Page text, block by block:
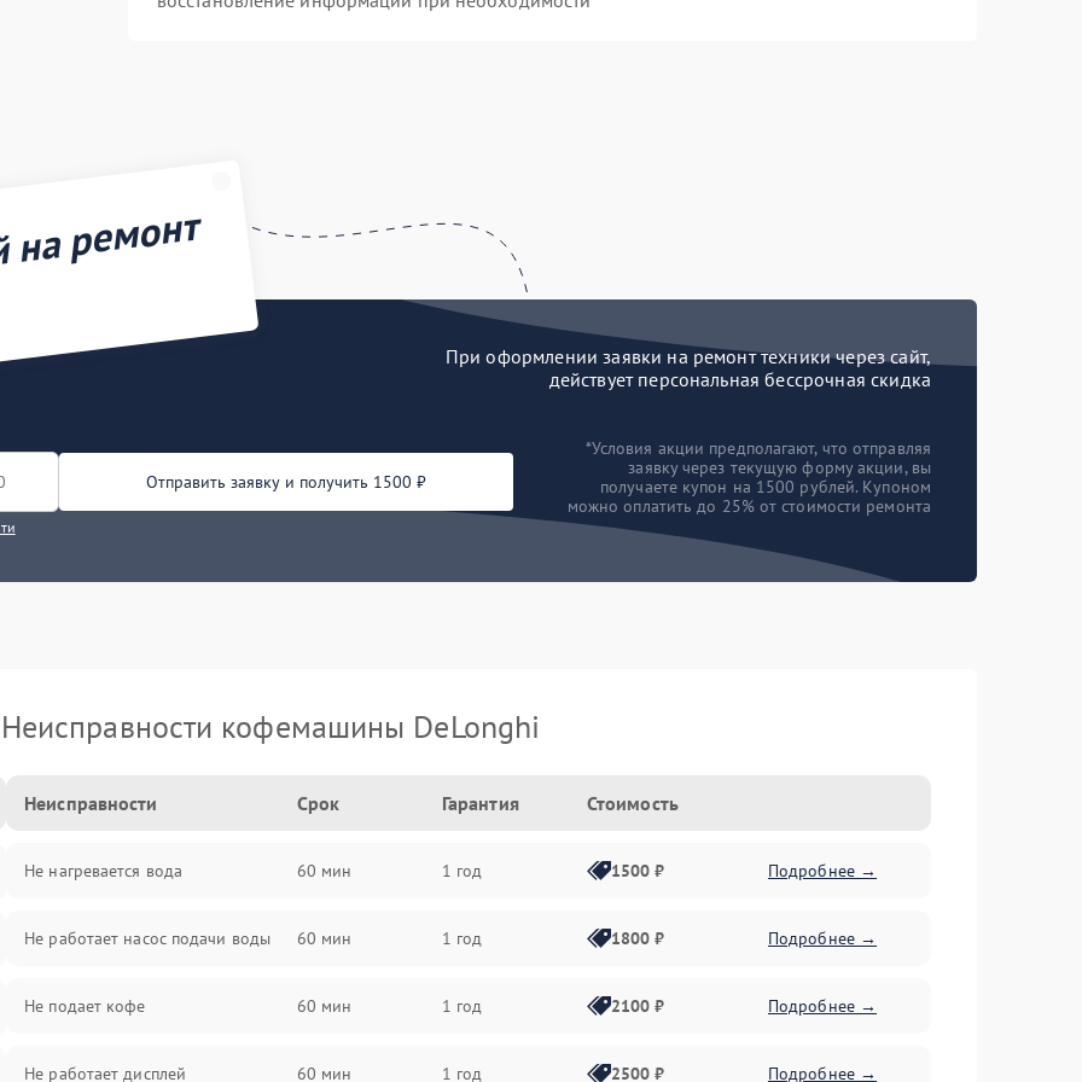
ремонт
При оформлении заявки на ремонт техники через сайт,
действует персональная бессрочная скидка
Отправить заявку и получить 1500 ₽
*Условия акции предполагают, что отправляя
заявку через текущую форму акции, вы
получаете купон на 1500 рублей. Купоном
можно оплатить до 25% от стоимости ремонта
Неисправности кофемашины DeLonghi
Неисправности Срок Гарантия Стоимость
Не нагревается вода 60 мин 1 год 1500 ₽ Подробнее →
Не работает насос подачи воды 60 мин 1 год 1800 ₽ Подробнее →
Не подает кофе 60 мин 1 год 2100 ₽ Подробнее →
Не работает дисплей 60 мин 1 год 2500 ₽ Подробнее →